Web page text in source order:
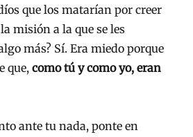
que los matarían por creer
misión a la que se les
más? Sí. Era miedo porque
que, como tú y como yo, eran
ante tu nada, ponte en